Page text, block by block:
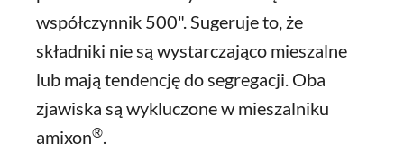
współczynnik 500". Sugeruje to, że
składniki nie są wystarczająco mieszalne
lub mają tendencję do segregacji. Oba
zjawiska są wykluczone w mieszalniku
amixon®.